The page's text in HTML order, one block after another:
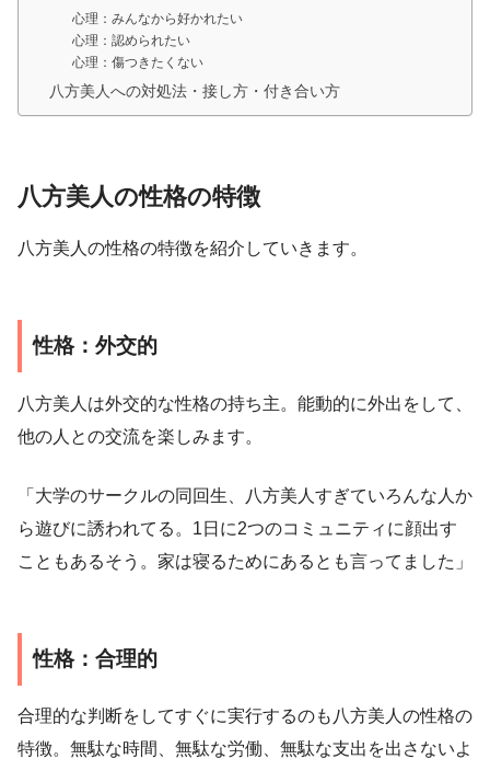
心理：みんなから好かれたい
心理：認められたい
心理：傷つきたくない
八方美人への対処法・接し方・付き合い方
八方美人の性格の特徴
八方美人の性格の特徴を紹介していきます。
性格：外交的
八方美人は外交的な性格の持ち主。能動的に外出をして、
他の人との交流を楽しみます。
「大学のサークルの同回生、八方美人すぎていろんな人か
ら遊びに誘われてる。1日に2つのコミュニティに顔出す
こともあるそう。家は寝るためにあるとも言ってました」
性格：合理的
合理的な判断をしてすぐに実行するのも八方美人の性格の
特徴。無駄な時間、無駄な労働、無駄な支出を出さないよ